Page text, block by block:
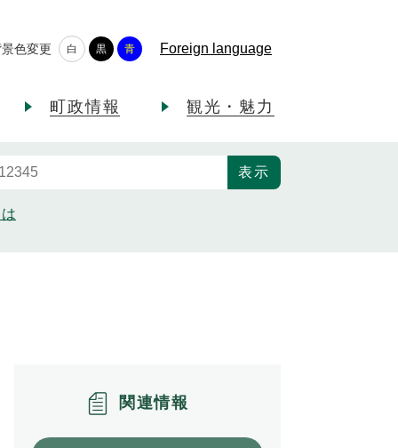
色変更 白 黒 青 Foreign language
町政情報 観光・魅力
関連情報